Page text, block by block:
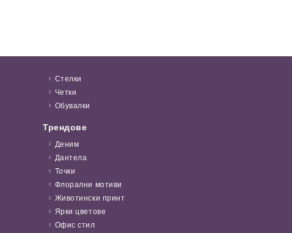
Стелки
Четки
Обувалки
Трендове
Деним
Дантела
Точки
Флорални мотиви
Животински принт
Ярки цветове
Офис стил